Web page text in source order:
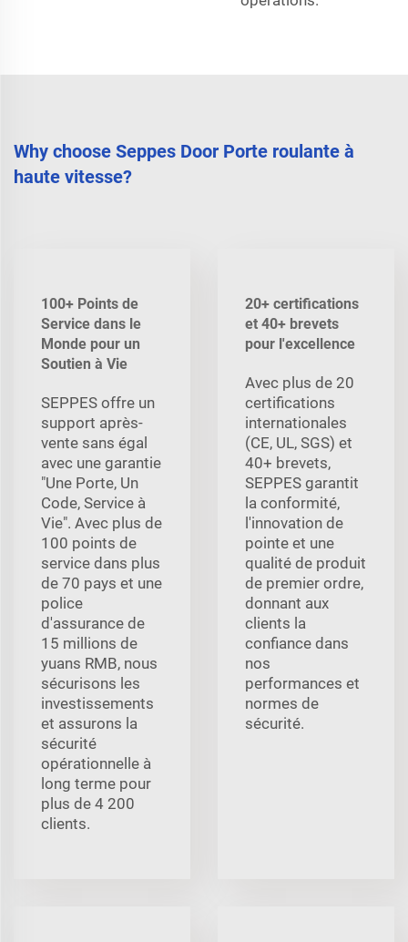
Why choose Seppes Door Porte roulante à
haute vitesse?
100+ Points de
Service dans le
Monde pour un
Soutien à Vie
SEPPES offre un
support après-
vente sans égal
avec une garantie
"Une Porte, Un
Code, Service à
Vie". Avec plus de
100 points de
service dans plus
de 70 pays et une
police
d'assurance de
15 millions de
yuans RMB, nous
sécurisons les
investissements
et assurons la
sécurité
opérationnelle à
long terme pour
plus de 4 200
clients.
20+ certifications
et 40+ brevets
pour l'excellence
Avec plus de 20
certifications
internationales
(CE, UL, SGS) et
40+ brevets,
SEPPES garantit
la conformité,
l'innovation de
pointe et une
qualité de produit
de premier ordre,
donnant aux
clients la
confiance dans
nos
performances et
normes de
sécurité.